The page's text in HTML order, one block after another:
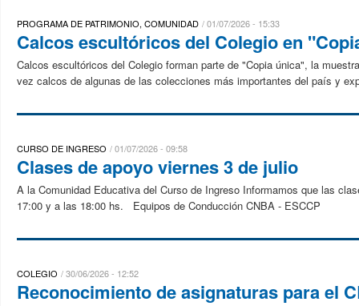
PROGRAMA DE PATRIMONIO, COMUNIDAD 01/07/2026 - 15:33
Calcos escultóricos del Colegio en
Calcos escultóricos del Colegio forman parte de "Copia única", la
vez calcos de algunas de las colecciones más importantes del país y
CURSO DE INGRESO 01/07/2026 - 09:58
Clases de apoyo viernes 3 de julio
A la Comunidad Educativa del Curso de Ingreso Informamos que las
17:00 y a las 18:00 hs. Equipos de Conducción CNBA - ESCCP
COLEGIO 30/06/2026 - 12:52
Reconocimiento de asignaturas para el